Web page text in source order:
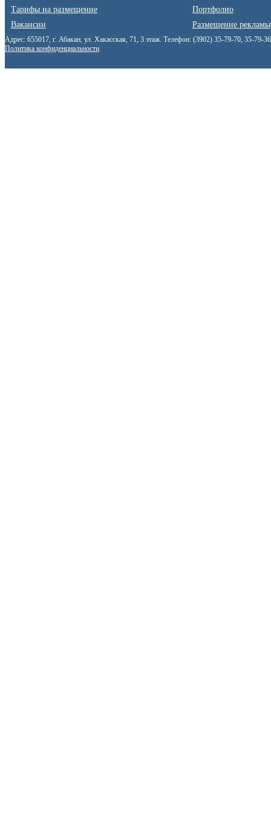
Тарифы на размещение
Вакансии
Портфолио
Размещение рекламы
Адрес: 655017, г. Абакан, ул. Хакасская, 71, 3 этаж. Телефон: (3902) 35-79-70, 35-79-
Политика конфиденциальности